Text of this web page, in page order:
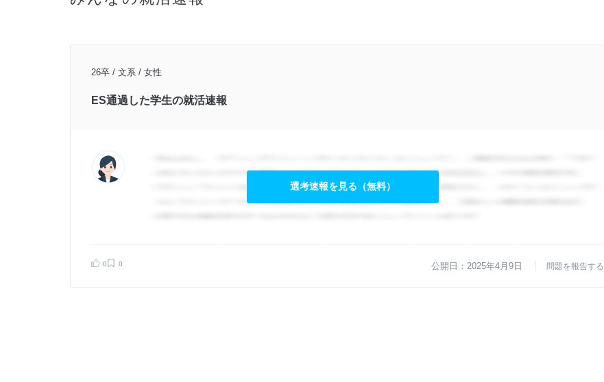
26卒 / 文系 / 女性
ES通過した学生の就活速報
選考速報を見る（無料）
0 0 公開日：2025年4月9日 問題を報告する